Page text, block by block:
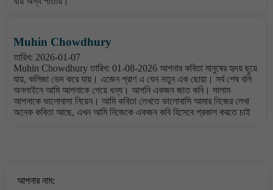
Muhin Chowdhury
তারিখ: 2026-01-07
Muhin Chowdhury তারিখ: 01-08-2026 আপনার কবিতা মানুষের হৃদয় ছুয়ে
যায়, কলিজা ভেদ করে যায়। এজেন প্রাণ এ যেন নতুন এক ছোয়া। সর্ব শেষ বলি
অনলাইনে আমি আপনাকে পেয়ে ধন্য। আপনি একজন জাত কবি। সালাম
আপনাকে ভালোবাসা নিয়েন। আমি কবিতা লেখতে ভালোবাসি আমার নিজের লেখা
অনেক কবিতা আছে, এখন আমি নিজেকে একজন কবি হিসেবে প্রকাশ করতে চাই
আপনার নাম: